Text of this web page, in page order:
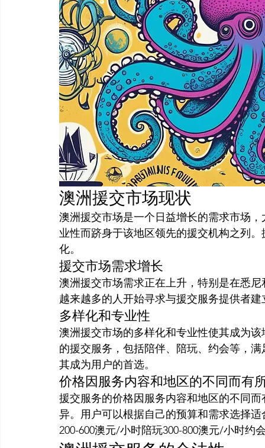
澳洲援交市场现状
澳洲援交市场是一个日益增长的需求市场
业性而跻身于该地区领先的援交机构之列
化。
援交市场需求增长
澳洲援交市场需求正在上升，特别是在悉
越来越多的人开始寻求与援交服务提供者
多样化和专业性
澳洲援交市场的多样化和专业性使其成为
的援交服务，包括陪伴、陪玩、约会等，
其成为用户的首选。
价格因服务内容和地区的不同而有
援交服务的价格因服务内容和地区的不同
异。用户可以根据自己的预算和需求选择
200-600澳元/小时陪玩300-800澳元/小时约